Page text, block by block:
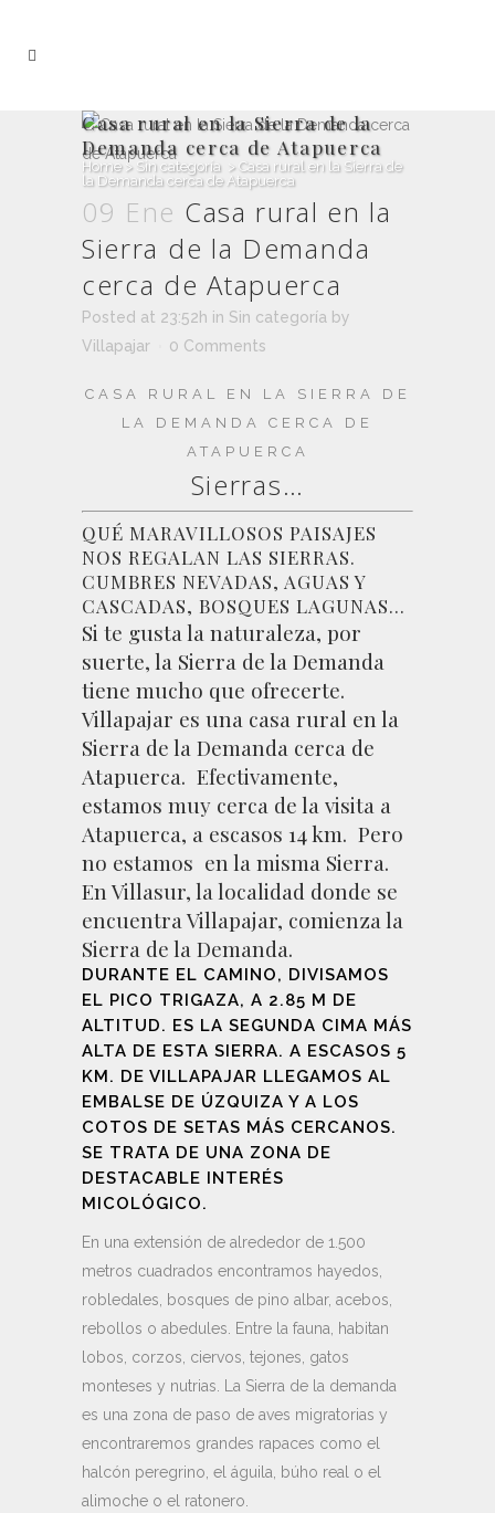
Casa rural en la Sierra de la
Demanda cerca de Atapuerca
Home> Sin categoría > Casa rural en la Sierra de
la Demanda cerca de Atapuerca
09 Ene Casa rural en la
Sierra de la Demanda
cerca de Atapuerca
Posted at 23:52h in Sin categoría by
Villapajar
0 Comments
CASA RURAL EN LA SIERRA DE
LA DEMANDA CERCA DE
ATAPUERCA
Sierras…
QUÉ MARAVILLOSOS PAISAJES
NOS REGALAN LAS SIERRAS.
CUMBRES NEVADAS, AGUAS Y
CASCADAS, BOSQUES LAGUNAS…
Si te gusta la naturaleza, por
suerte, la Sierra de la Demanda
tiene mucho que ofrecerte.
Villapajar es una casa rural en la
Sierra de la Demanda cerca de
Atapuerca. Efectivamente,
estamos muy cerca de la visita a
Atapuerca, a escasos 14 km. Pero
no estamos en la misma Sierra.
En Villasur, la localidad donde se
encuentra Villapajar, comienza la
Sierra de la Demanda.
DURANTE EL CAMINO, DIVISAMOS
EL PICO TRIGAZA, A 2.85 M DE
ALTITUD. ES LA SEGUNDA CIMA MÁS
ALTA DE ESTA SIERRA. A ESCASOS 5
KM. DE VILLAPAJAR LLEGAMOS AL
EMBALSE DE ÚZQUIZA Y A LOS
COTOS DE SETAS MÁS CERCANOS.
SE TRATA DE UNA ZONA DE
DESTACABLE INTERÉS
MICOLÓGICO.
En una extensión de alrededor de 1.500
metros cuadrados encontramos hayedos,
robledales, bosques de pino albar, acebos,
rebollos o abedules. Entre la fauna, habitan
lobos, corzos, ciervos, tejones, gatos
monteses y nutrias. La Sierra de la demanda
es una zona de paso de aves migratorias y
encontraremos grandes rapaces como el
halcón peregrino, el águila, búho real o el
alimoche o el ratonero.